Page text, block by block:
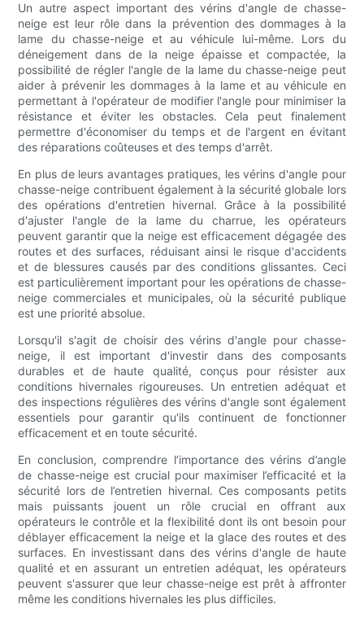
Un autre aspect important des vérins d'angle de chasse-
neige est leur rôle dans la prévention des dommages à la
lame du chasse-neige et au véhicule lui-même. Lors du
déneigement dans de la neige épaisse et compactée, la
possibilité de régler l'angle de la lame du chasse-neige peut
aider à prévenir les dommages à la lame et au véhicule en
permettant à l'opérateur de modifier l'angle pour minimiser la
résistance et éviter les obstacles. Cela peut finalement
permettre d'économiser du temps et de l'argent en évitant
des réparations coûteuses et des temps d'arrêt.
En plus de leurs avantages pratiques, les vérins d'angle pour
chasse-neige contribuent également à la sécurité globale lors
des opérations d'entretien hivernal. Grâce à la possibilité
d'ajuster l'angle de la lame du charrue, les opérateurs
peuvent garantir que la neige est efficacement dégagée des
routes et des surfaces, réduisant ainsi le risque d'accidents
et de blessures causés par des conditions glissantes. Ceci
est particulièrement important pour les opérations de chasse-
neige commerciales et municipales, où la sécurité publique
est une priorité absolue.
Lorsqu'il s'agit de choisir des vérins d'angle pour chasse-
neige, il est important d'investir dans des composants
durables et de haute qualité, conçus pour résister aux
conditions hivernales rigoureuses. Un entretien adéquat et
des inspections régulières des vérins d'angle sont également
essentiels pour garantir qu'ils continuent de fonctionner
efficacement et en toute sécurité.
En conclusion, comprendre l’importance des vérins d’angle
de chasse-neige est crucial pour maximiser l’efficacité et la
sécurité lors de l’entretien hivernal. Ces composants petits
mais puissants jouent un rôle crucial en offrant aux
opérateurs le contrôle et la flexibilité dont ils ont besoin pour
déblayer efficacement la neige et la glace des routes et des
surfaces. En investissant dans des vérins d'angle de haute
qualité et en assurant un entretien adéquat, les opérateurs
peuvent s'assurer que leur chasse-neige est prêt à affronter
même les conditions hivernales les plus difficiles.